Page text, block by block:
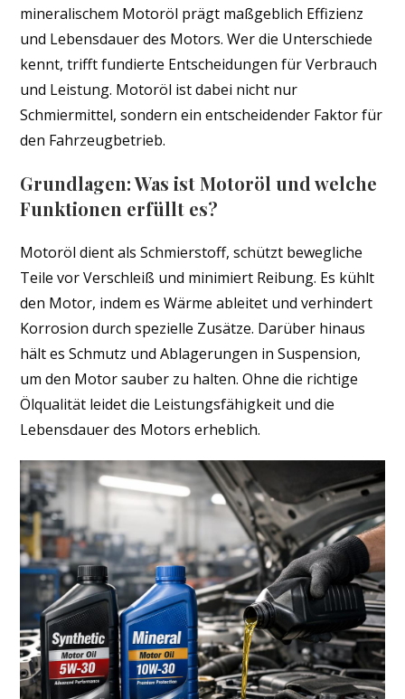
mineralischem Motoröl prägt maßgeblich Effizienz
und Lebensdauer des Motors. Wer die Unterschiede
kennt, trifft fundierte Entscheidungen für Verbrauch
und Leistung. Motoröl ist dabei nicht nur
Schmiermittel, sondern ein entscheidender Faktor für
den Fahrzeugbetrieb.
Grundlagen: Was ist Motoröl und welche
Funktionen erfüllt es?
Motoröl dient als Schmierstoff, schützt bewegliche
Teile vor Verschleiß und minimiert Reibung. Es kühlt
den Motor, indem es Wärme ableitet und verhindert
Korrosion durch spezielle Zusätze. Darüber hinaus
hält es Schmutz und Ablagerungen in Suspension,
um den Motor sauber zu halten. Ohne die richtige
Ölqualität leidet die Leistungsfähigkeit und die
Lebensdauer des Motors erheblich.